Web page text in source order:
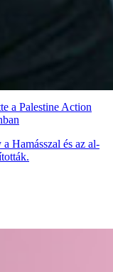
a Palestine Action
Hamásszal és az al-